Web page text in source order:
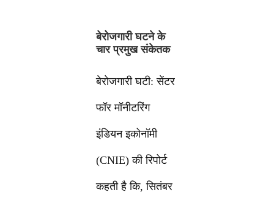
बेरोजगारी घटने के
चार प्रमुख संकेतक
बेरोजगारी घटी: सेंटर
फॉर मॉनीटरिंग
इंडियन इकोनॉमी
(CNIE) की रिपोर्ट
कहती है कि, सितंबर